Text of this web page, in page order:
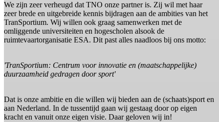
We zijn zeer verheugd dat TNO onze partner is. Zij wil met haar
zeer brede en uitgebreide kennis bijdragen aan de ambities van het
TranSportium. Wij willen ook graag samenwerken met de
omliggende universiteiten en hogescholen alsook de
ruimtevaartorganisatie ESA. Dit past alles naadloos bij ons motto:
'TranSportium: Centrum voor innovatie en (maatschappelijke)
duurzaamheid gedragen door sport'
Dat is onze ambitie en die willen wij bieden aan de (schaats)sport en
aan Nederland. In de tussentijd gaan wij gestaag door op eigen
kracht en vanuit onze eigen visie. Daar geloven wij in!